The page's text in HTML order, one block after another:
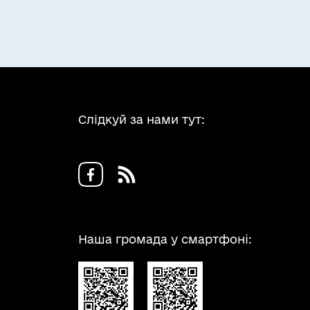
видачі дозволу запис про це
Слідкуй за нами тут:
Наша громада у смартфоні: